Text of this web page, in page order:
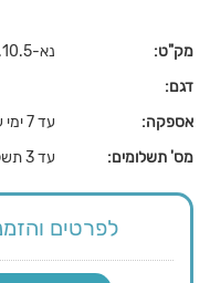
מק"ט:
נא-5911.10.5
דגם:
אספקה:
עד 7 ימי עסקים
מס' תשלומים:
עד 3 תשלומים
לפרטים